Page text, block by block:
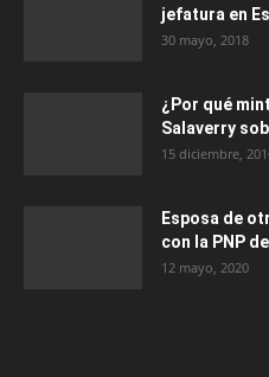
jefatura en
30 mayo, 2018
¿Por qué
Salaverry
15 diciembre,
Esposa de
con la PNP
12 mayo, 2020